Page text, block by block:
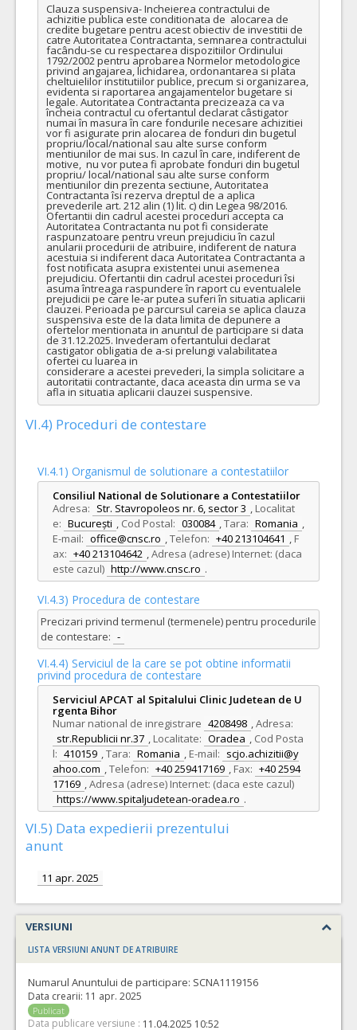
Clauza suspensiva- Incheierea contractului de
achizitie publica este conditionata de  alocarea de
credite bugetare pentru acest obiectiv de investitii de
catre Autoritatea Contractanta, semnarea contractului
facându-se cu respectarea dispozitiilor Ordinului
1792/2002 pentru aprobarea Normelor metodologice
privind angajarea, lichidarea, ordonantarea si plata
cheltuielilor institutiilor publice, precum si organizarea,
evidenta si raportarea angajamentelor bugetare si
legale. Autoritatea Contractanta precizeaza ca va
încheia contractul cu ofertantul declarat câstigator
numai în masura în care fondurile necesare achizitiei
vor fi asigurate prin alocarea de fonduri din bugetul
propriu/local/national sau alte surse conform
mentiunilor de mai sus. In cazul în care, indiferent de
motive,  nu vor putea fi aprobate fonduri din bugetul
propriu/ local/national sau alte surse conform
mentiunilor din prezenta sectiune, Autoritatea
Contractanta îsi rezerva dreptul de a aplica
prevederile art. 212 alin (1) lit. c) din Legea 98/2016.
Ofertantii din cadrul acestei proceduri accepta ca
Autoritatea Contractanta nu pot fi considerate
raspunzatoare pentru vreun prejudiciu în cazul
anularii procedurii de atribuire, indiferent de natura
acestuia si indiferent daca Autoritatea Contractanta a
fost notificata asupra existentei unui asemenea
prejudiciu. Ofertantii din cadrul acestei proceduri îsi
asuma întreaga raspundere în raport cu eventualele
prejudicii pe care le-ar putea suferi în situatia aplicarii
clauzei. Perioada pe parcursul careia se aplica clauza
suspensiva este de la data limita de depunere a
ofertelor mentionata in anuntul de participare si data
de 31.12.2025. Invederam ofertantului declarat
castigator obligatia de a-si prelungi valabilitatea
ofertei cu luarea in
considerare a acestei prevederi, la simpla solicitare a
autoritatii contractante, daca aceasta din urma se va
afla in situatia aplicarii clauzei suspensive.
VI.4) Proceduri de contestare
VI.4.1) Organismul de solutionare a contestatiilor
Consiliul National de Solutionare a Contestatiilor
Adresa: Str. Stavropoleos nr. 6, sector 3 , Localitat
e: București , Cod Postal: 030084 ,Tara: Romania ,
E-mail: office@cnsc.ro ,Telefon: +40 213104641 , F
ax: +40 213104642 ,Adresa (adrese) Internet: (daca
este cazul) http://www.cnsc.ro .
VI.4.3) Procedura de contestare
Precizari privind termenul (termenele) pentru procedurile
de contestare: -
VI.4.4) Serviciul de la care se pot obtine informatii
privind procedura de contestare
Serviciul APCAT al Spitalului Clinic Judetean de U
rgenta Bihor
Numar national de inregistrare 4208498 ,Adresa:
str.Republicii nr.37 , Localitate: Oradea , Cod Posta
l: 410159 ,Tara: Romania , E-mail: scjo.achizitii@y
ahoo.com ,Telefon: +40 259417169 , Fax: +40 2594
17169 ,Adresa (adrese) Internet: (daca este cazul)
https://www.spitaljudetean-oradea.ro .
VI.5) Data expedierii prezentului
anunt
11 apr. 2025
VERSIUNI
LISTA VERSIUNI ANUNT DE ATRIBUIRE
Numarul Anuntului de participare: SCNA1119156
Data crearii: 11 apr. 2025
Publicat
Data publicare versiune : 11.04.2025 10:52